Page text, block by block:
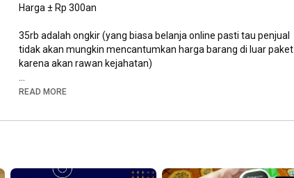
Harga ± Rp 300an
35rb adalah ongkir (yang biasa belanja online pasti tau penjual
tidak akan mungkin mencantumkan harga barang di luar paket
karena akan rawan kejahatan)
Kalau punya uang lebih, saran saya beli merek Alcatel / Airtel
- Support 4G 2300MHz (Bolt 4G, Smartfren 4G)
READ MORE